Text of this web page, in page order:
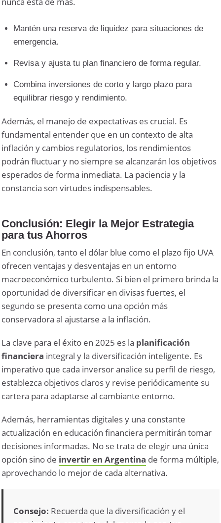
Mantén una reserva de liquidez para situaciones de
emergencia.
Revisa y ajusta tu plan financiero de forma regular.
Combina inversiones de corto y largo plazo para
equilibrar riesgo y rendimiento.
Además, el manejo de expectativas es crucial. Es
fundamental entender que en un contexto de alta
inflación y cambios regulatorios, los rendimientos
podrán fluctuar y no siempre se alcanzarán los objetivos
esperados de forma inmediata. La paciencia y la
constancia son virtudes indispensables.
Conclusión: Elegir la Mejor Estrategia
para tus Ahorros
En conclusión, tanto el dólar blue como el plazo fijo UVA
ofrecen ventajas y desventajas en un entorno
macroeconómico turbulento. Si bien el primero brinda la
oportunidad de diversificar en divisas fuertes, el
segundo se presenta como una opción más
conservadora al ajustarse a la inflación.
La clave para el éxito en 2025 es la planificación
financiera integral y la diversificación inteligente. Es
imperativo que cada inversor analice su perfil de riesgo,
establezca objetivos claros y revise periódicamente su
cartera para adaptarse al cambiante entorno.
Además, herramientas digitales y una constante
actualización en educación financiera permitirán tomar
decisiones informadas. No se trata de elegir una única
opción sino de invertir en Argentina de forma múltiple,
aprovechando lo mejor de cada alternativa.
Consejo: Recuerda que la diversificación y el